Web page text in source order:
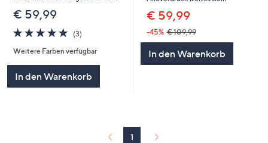
€ 59,99
5.0
von
5
(3)3
Weitere Farben verfügbar
In den Warenkorb
€ 59,99
-45% € 109,99
In den Warenkorb
1